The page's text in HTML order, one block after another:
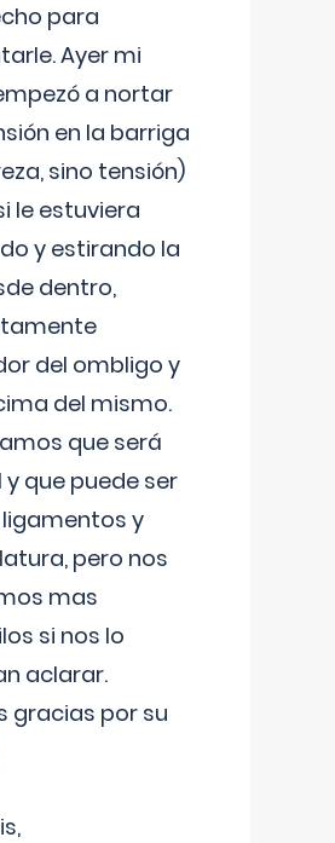
para
Ayer mi
a nortar
en la barriga
sino tensión)
le estuviera
y estirando la
dentro,
del ombligo y
del mismo.
que será
que puede ser
y
pero nos
mas
si nos lo
aclarar.
gracias por su